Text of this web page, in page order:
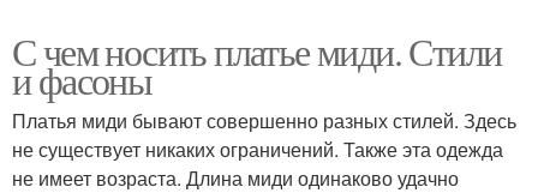
С чем носить платье миди. Стили
и фасоны
Платья миди бывают совершенно разных стилей. Здесь
не существует никаких ограничений. Также эта одежда
не имеет возраста. Длина миди одинаково удачно